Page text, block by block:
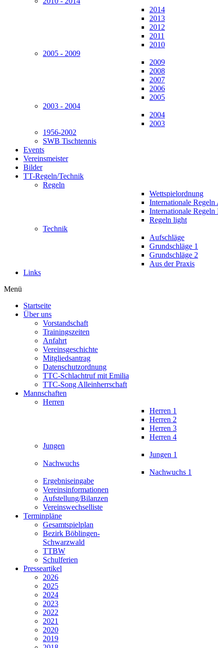
2014
2013
2012
2011
2010
2005 - 2009
2009
2008
2007
2006
2005
2003 - 2004
2004
2003
1956-2002
SWB Tischtennis
Events
Vereinsmeister
Bilder
TT-Regeln/Technik
Regeln
Wettspielordnung
Internationale Regeln
Internationale Regeln
Regeln light
Technik
Aufschläge
Grundschläge 1
Grundschläge 2
Aus der Praxis
Links
Menü
Startseite
Über uns
Vorstandschaft
Trainingszeiten
Anfahrt
Vereinsgeschichte
Mitgliedsantrag
Datenschutzordnung
TTC-Schlachtruf mit Emilia
TTC-Song Alleinherrschaft
Mannschaften
Herren
Herren 1
Herren 2
Herren 3
Herren 4
Jungen
Jungen 1
Nachwuchs
Nachwuchs 1
Ergebniseingabe
Vereinsinformationen
Aufstellung/Bilanzen
Vereinswechselliste
Terminpläne
Gesamtspielplan
Bezirk Böblingen-
Schwarzwald
TTBW
Schulferien
Presseartikel
2026
2025
2024
2023
2022
2021
2020
2019